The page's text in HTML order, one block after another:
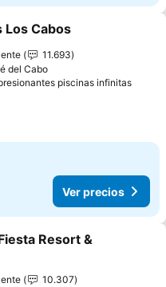
a favoritos
Los Cabos
11.693
del Cabo
piscinas infinitasVer
Ver precios
a favoritos
Resort &
10.307